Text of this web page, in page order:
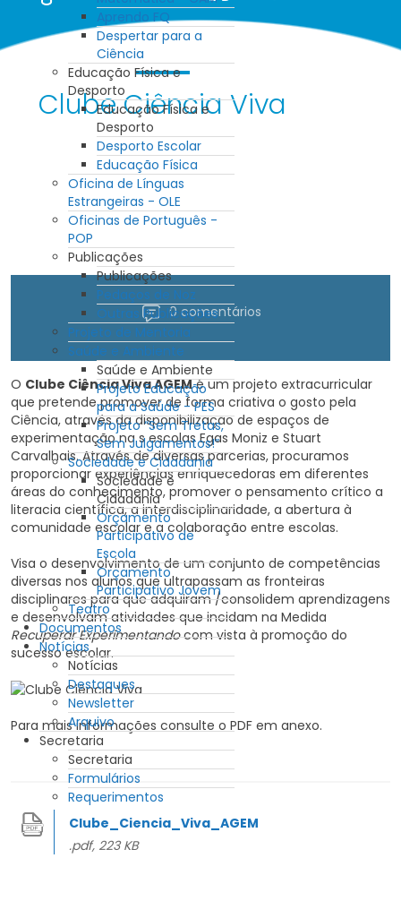
Aprendo FQ
Despertar para a
Ciência
Educação Física e
Desporto
Educação Física e
Desporto
Desporto Escolar
Educação Física
Oficina de Línguas
Estrangeiras - OLE
Oficinas de Português -
POP
Publicações
Publicações
Pedaços de Noz
Outras Publicações
Projeto de Mentoria
Saúde e Ambiente
Saúde e Ambiente
Projeto Educação
para a Saúde - PES
Projeto “Sem Tretas,
Sem Julgamentos!”
Sociedade e Cidadania
Sociedade e
Cidadania
Orçamento
Participativo de
Escola
Orçamento
Participativo Jovem
Teatro
Documentos
Notícias
Notícias
Destaques
Newsletter
Arquivo
Secretaria
Secretaria
Formulários
Requerimentos
Clube Ciência Viva
0 comentários
O Clube Ciência Viva AGEMé um projeto extracurricular
que pretende promover de forma criativa o gosto pela
Ciência, através da disponibilização de espaços de
experimentação na s escolas Egas Moniz e Stuart
Carvalhais. Através de diversas parcerias, procuramos
proporcionar experiências enriquecedoras em diferentes
áreas do conhecimento, promover o pensamento crítico a
literacia científica, a interdisciplinaridade, a abertura à
comunidade escolar e a colaboração entre escolas.
Visa o desenvolvimento de um conjunto de competências
diversas nos alunos que ultrapassam as fronteiras
disciplinares para que adquiram /consolidem aprendizagens
e desenvolvam atividades que incidam na Medida
Recuperar Experimentandocom vista à promoção do
sucesso escolar.
Para mais informações consulte o PDF em anexo.
Clube_Ciencia_Viva_AGEM
.pdf, 223 KB